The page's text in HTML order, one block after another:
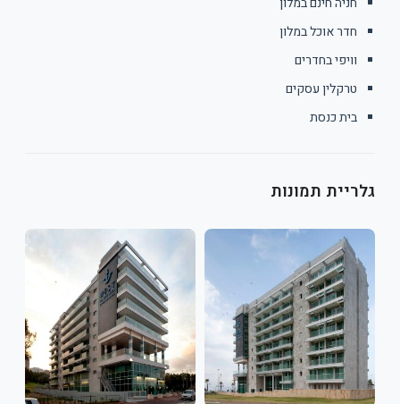
חדר אוכל במלון
וויפי בחדרים
טרקלין עסקים
בית כנסת
גלריית תמונות